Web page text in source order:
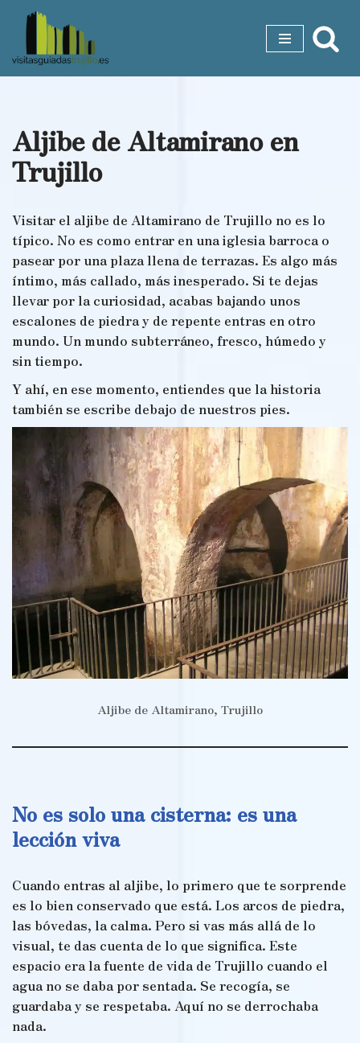
Saltar
al
Aljibe de Altamirano en
Trujillo
Visitar el aljibe de Altamirano de Trujillo no es lo
típico. No es como entrar en una iglesia barroca o
pasear por una plaza llena de terrazas. Es algo más
íntimo, más callado, más inesperado. Si te dejas
llevar por la curiosidad, acabas bajando unos
escalones de piedra y de repente entras en otro
mundo. Un mundo subterráneo, fresco, húmedo y
sin tiempo.
Y ahí, en ese momento, entiendes que la historia
también se escribe debajo de nuestros pies.
Aljibe de Altamirano, Trujillo
No es solo una cisterna: es una
lección viva
Cuando entras al aljibe, lo primero que te sorprende
es lo bien conservado que está. Los arcos de piedra,
las bóvedas, la calma. Pero si vas más allá de lo
visual, te das cuenta de lo que significa. Este
espacio era la fuente de vida de Trujillo cuando el
agua no se daba por sentada. Se recogía, se
guardaba y se respetaba. Aquí no se derrochaba
nada.